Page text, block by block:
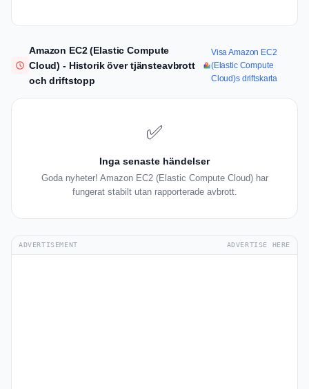
Amazon EC2 (Elastic Compute
Cloud) - Historik över tjänsteavbrott
och driftstopp
Visa Amazon EC2
(Elastic Compute
Cloud)s driftskarta
✅
Inga senaste händelser
Goda nyheter! Amazon EC2 (Elastic Compute Cloud) har
fungerat stabilt utan rapporterade avbrott.
ADVERTISEMENT ADVERTISE HERE